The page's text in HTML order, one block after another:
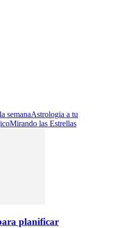
semanaAstrologia a tu
Mirando las Estrellas
planificar